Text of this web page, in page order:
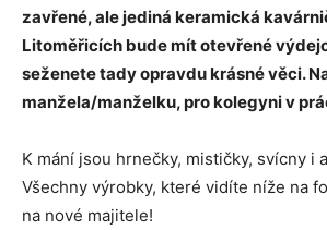
zavřené, ale jediná keramická
Litoměřicích bude mít otevřené
seženete tady opravdu krásné věci.
manžela/manželku, pro kolegyni v
K mání jsou hrnečky, mističky, svícny i
Všechny výrobky, které vidíte níže na
na nové majitele!